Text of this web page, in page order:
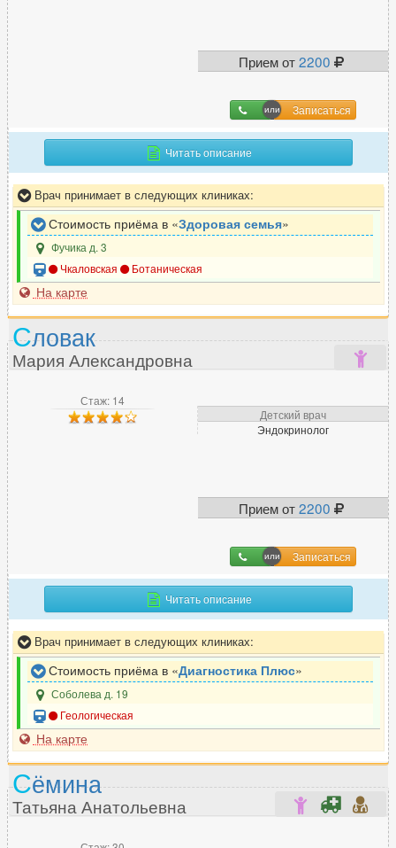
Прием от2200
Записаться
Читать описание
Врач принимает в следующих клиниках:
Стоимость приёма в «Здоровая семья»
Фучика д. 3
Чкаловская
Ботаническая
На карте
Стаж: 14
Детский врач
Эндокринолог
Прием от2200
Записаться
Словак
Мария Александровна
Читать описание
Врач принимает в следующих клиниках:
Стоимость приёма в «Диагностика Плюс»
Соболева д. 19
Геологическая
На карте
Сёмина
Татьяна Анатольевна